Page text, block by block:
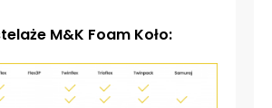
M&K Foam Koło: